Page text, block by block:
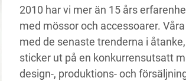
2010 har vi mer än 15 års
med mössor och accessoarer.
med de senaste trenderna i
sticker ut på en konkurrensutsatt
design-, produktions- och